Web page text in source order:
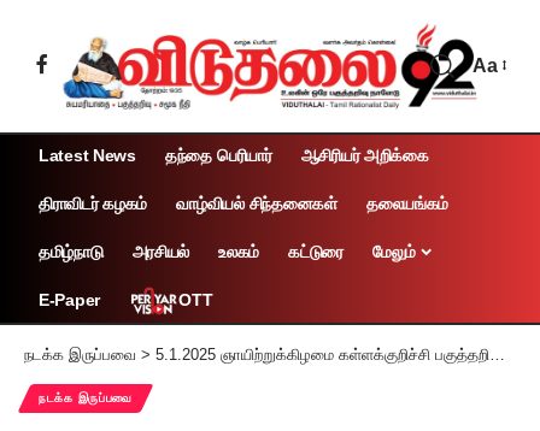
Aa
Latest News தந்தை பெரியார் ஆசிரியர் அறிக்கை
திராவிடர் கழகம் வாழ்வியல் சிந்தனைகள் தலையங்கம்
தமிழ்நாடு அரசியல் உலகம் கட்டுரை மேலும்
E-Paper OTT
நடக்க இருப்பவை > 5.1.2025 ஞாயிற்றுக்கிழமை கள்ளக்குறிச்சி பகுத்தறிவு இலக்கிய மன்றம் – 144ஆம் தொடர் சொற்பொழிவு
நடக்க இருப்பவை